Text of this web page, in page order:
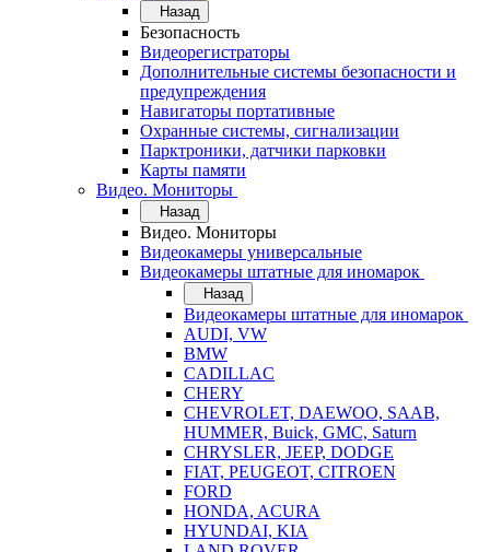
Назад
Безопасность
Видеорегистраторы
Дополнительные системы безопасности и
предупреждения
Навигаторы портативные
Охранные системы, сигнализации
Парктроники, датчики парковки
Карты памяти
Видео. Мониторы
Назад
Видео. Мониторы
Видеокамеры универсальные
Видеокамеры штатные для иномарок
Назад
Видеокамеры штатные для иномарок
AUDI, VW
BMW
CADILLAC
CHERY
CHEVROLET, DAEWOO, SAAB,
HUMMER, Buick, GMC, Saturn
CHRYSLER, JEEP, DODGE
FIAT, PEUGEOT, CITROEN
FORD
HONDA, ACURA
HYUNDAI, KIA